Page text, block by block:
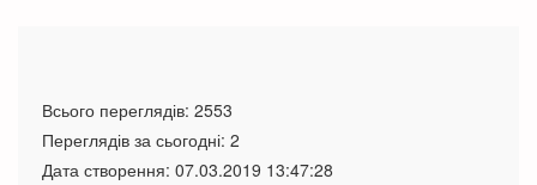
Всього переглядів: 2553
Переглядів за сьогодні: 2
Дата створення: 07.03.2019 13:47:28